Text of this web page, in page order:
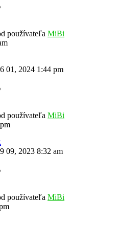
používateľa MiBi
01, 2024 1:44 pm
používateľa MiBi
09, 2023 8:32 am
používateľa MiBi